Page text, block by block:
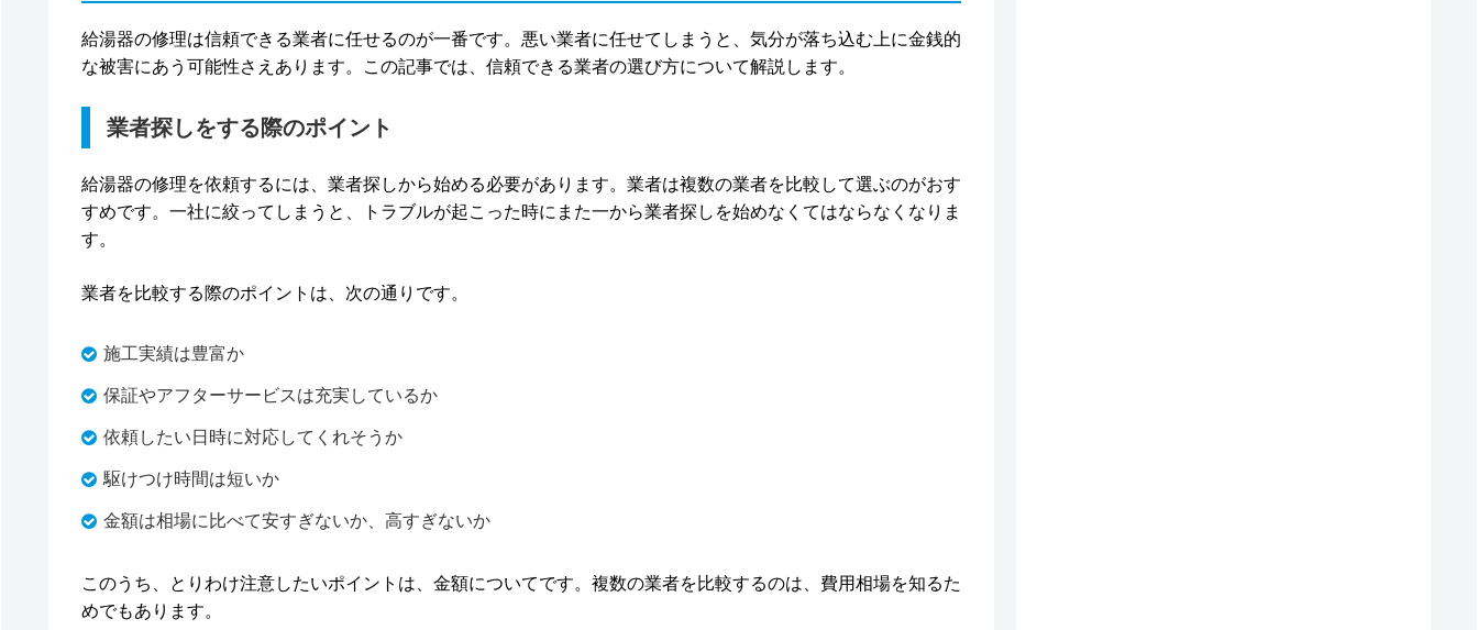
給湯器の修理は信頼できる業者に任せるのが一番です。悪い業者に任せてしまうと、気分が落ち込む上に金銭的
な被害にあう可能性さえあります。この記事では、信頼できる業者の選び方について解説します。
業者探しをする際のポイント
給湯器の修理を依頼するには、業者探しから始める必要があります。業者は複数の業者を比較して選ぶのがおす
すめです。一社に絞ってしまうと、トラブルが起こった時にまた一から業者探しを始めなくてはならなくなりま
す。
業者を比較する際のポイントは、次の通りです。
施工実績は豊富か
保証やアフターサービスは充実しているか
依頼したい日時に対応してくれそうか
駆けつけ時間は短いか
金額は相場に比べて安すぎないか、高すぎないか
このうち、とりわけ注意したいポイントは、金額についてです。複数の業者を比較するのは、費用相場を知るた
めでもあります。